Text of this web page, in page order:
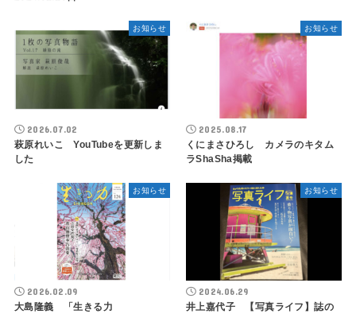
お知らせ
2026.07.02
萩原れいこ YouTubeを更新しま
した
お知らせ
2025.08.17
くにまさひろし カメラのキタム
ラShaSha掲載
お知らせ
2026.02.09
大島隆義 「生きる力
お知らせ
2024.06.29
井上嘉代子 【写真ライフ】誌の